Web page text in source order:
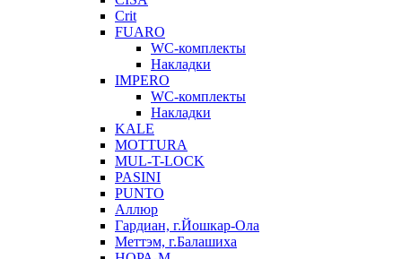
Crit
FUARO
WC-комплекты
Накладки
IMPERO
WC-комплекты
Накладки
KALE
MOTTURA
MUL-T-LOCK
PASINI
PUNTO
Аллюр
Гардиан, г.Йошкар-Ола
Меттэм, г.Балашиха